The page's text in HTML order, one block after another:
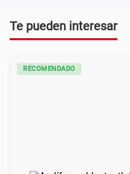
Te pueden interesar
RECOMENDADO